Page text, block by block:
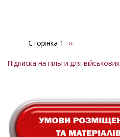
Розбивка
сторінки
Сторінка 1
Наступна
››
Підписка на пільги для військових